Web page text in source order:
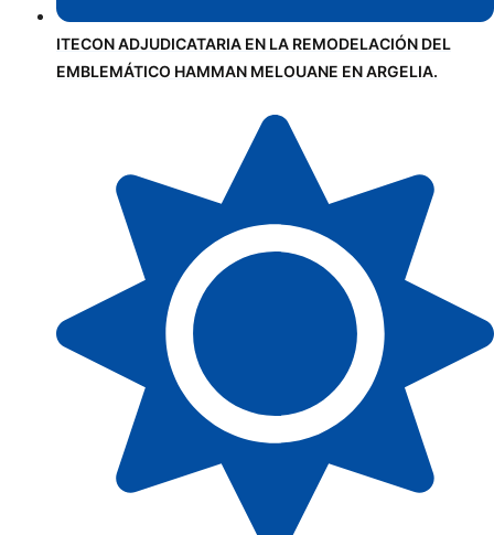
ITECON ADJUDICATARIA EN LA REMODELACIÓN DEL
EMBLEMÁTICO HAMMAN MELOUANE EN ARGELIA.